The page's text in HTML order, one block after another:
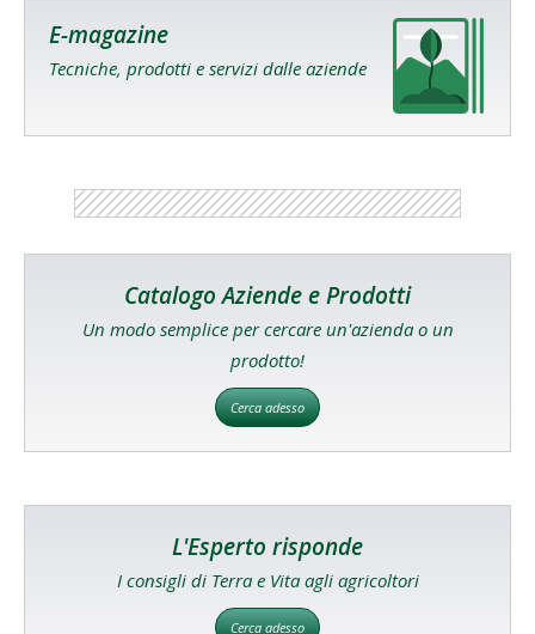
E-magazine
Tecniche, prodotti e servizi dalle aziende
Catalogo Aziende e Prodotti
Un modo semplice per cercare un'azienda o un
prodotto!
Cerca adesso
L'Esperto risponde
I consigli di Terra e Vita agli agricoltori
Cerca adesso